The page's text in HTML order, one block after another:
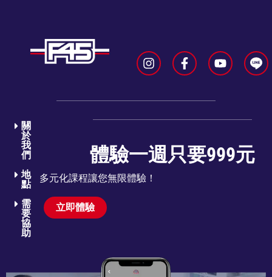
關
於
我
們​
地
點
需
要
協
助​
體驗一週只要999元
多元化課程讓您無限體驗！
立即體驗